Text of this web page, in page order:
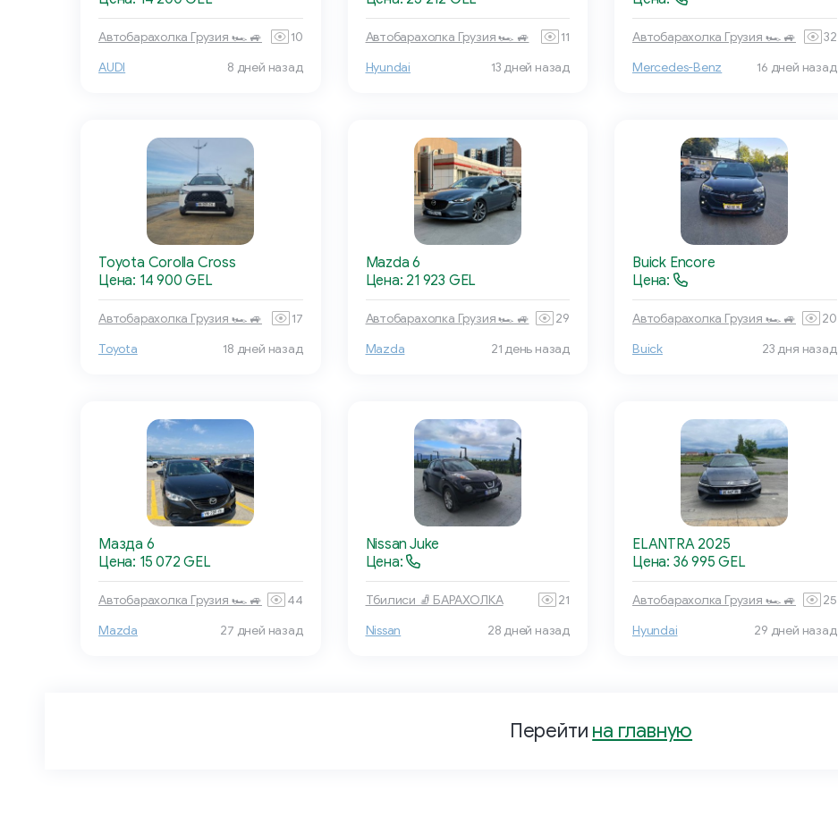
Автобарахолка Грузия 🏎 🚙 10
AUDI 8 дней назад
Автобарахолка Грузия 🏎 🚙 11
Hyundai 13 дней назад
Автобарахолка Грузия 🏎 🚙 32
Mercedes-Benz 16 дней назад
Toyota Corolla Cross
Цена: 14 900 GEL
Автобарахолка Грузия 🏎 🚙 17
Toyota 18 дней назад
Mazda 6
Цена: 21 923 GEL
Автобарахолка Грузия 🏎 🚙 29
Mazda 21 день назад
Buick Encore
Цена:
Автобарахолка Грузия 🏎 🚙 20
Buick 23 дня назад
Мазда 6
Цена: 15 072 GEL
Автобарахолка Грузия 🏎 🚙 44
Mazda 27 дней назад
Nissan Juke
Цена:
Тбилиси 🧦 БАРАХОЛКА 21
Nissan 28 дней назад
ELANTRA 2025
Цена: 36 995 GEL
Автобарахолка Грузия 🏎 🚙 25
Hyundai 29 дней назад
Перейти на главную